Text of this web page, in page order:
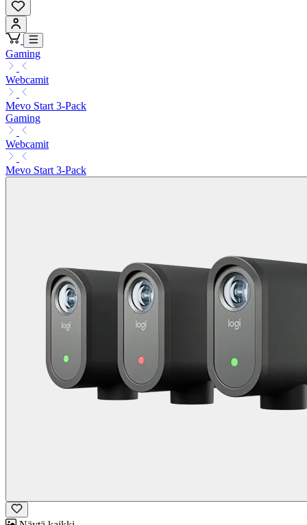
Gaming
Webcamit
Mevo Start 3-Pack
Gaming
Webcamit
Mevo Start 3-Pack